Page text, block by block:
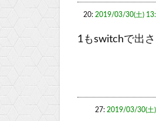
20: 2019/03/30(土)
1もswitchで出
27: 2019/03/30(土